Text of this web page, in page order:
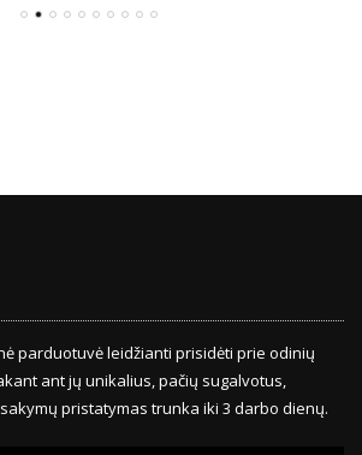
parduotuvė leidžianti prisidėti prie odinių
ant jų unikalius, pačių sugalvotus,
pristatymas trunka iki 3 darbo dienų.